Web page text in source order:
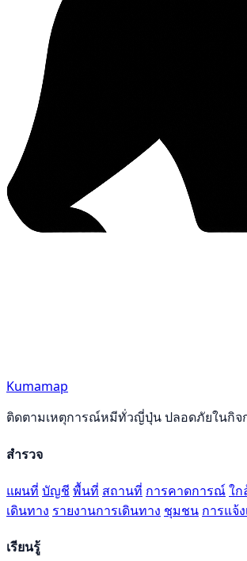
Kumamap
ติดตามเหตุการณ์หมีทั่วญี่ปุ่น ปลอดภัยในกิจ
สำรวจ
แผนที่ บัญชี พื้นที่ สถานที่ การคาดการณ์ใ
เดินทาง รายงานการเดินทาง ชุมชน การแจ้
เรียนรู้